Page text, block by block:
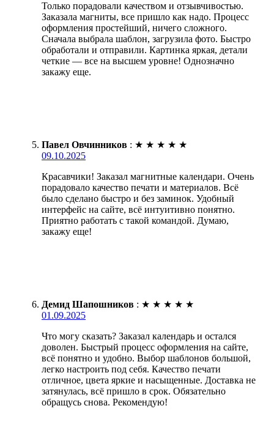
Только порадовали качеством и отзывчивостью.
Заказала магниты, все пришло как надо. Процесс
оформления простейший, ничего сложного.
Сначала выбрала шаблон, загрузила фото. Быстро
обработали и отправили. Картинка яркая, детали
четкие — все на высшем уровне! Однозначно
закажу еще.
Павел Овчинников : ★ ★ ★ ★ ★
09.10.2025
Красавчики! Заказал магнитные календари. Очень
порадовало качество печати и материалов. Всё
было сделано быстро и без заминок. Удобный
интерфейс на сайте, всё интуитивно понятно.
Приятно работать с такой командой. Думаю,
закажу еще!
Демид Шапошников : ★ ★ ★ ★ ★
01.09.2025
Что могу сказать? Заказал календарь и остался
доволен. Быстрый процесс оформления на сайте,
всё понятно и удобно. Выбор шаблонов большой,
легко настроить под себя. Качество печати
отличное, цвета яркие и насыщенные. Доставка не
затянулась, всё пришло в срок. Обязательно
обращусь снова. Рекомендую!